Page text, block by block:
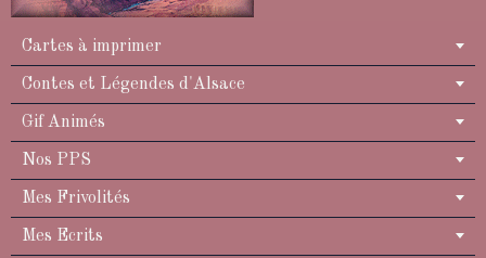
Cartes à imprimer
Contes et Légendes d'Alsace
Gif Animés
Nos PPS
Mes Frivolités
Mes Ecrits